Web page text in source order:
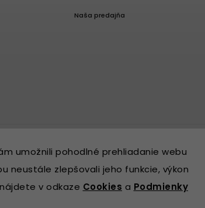
umožnili pohodlné prehliadanie webu
neustále zlepšovali jeho funkcie, výkon
v odkaze Cookies a Podmienky
Naša predajňa